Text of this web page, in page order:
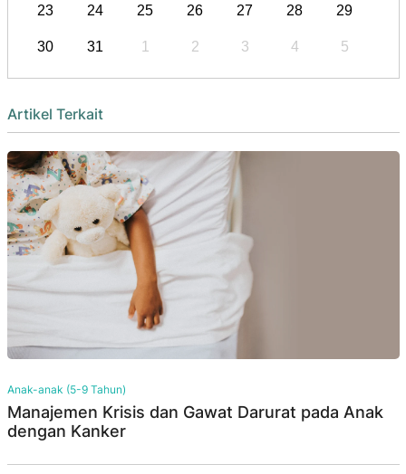
23 24 25 26 27 28 29
30 31 1 2 3 4 5
Artikel Terkait
Anak-anak (5-9 Tahun)
Manajemen Krisis dan Gawat Darurat pada Anak
dengan Kanker